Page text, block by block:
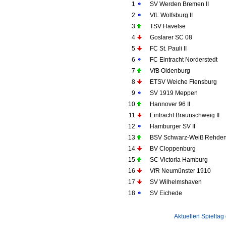
1
SV Werden Bremen II
2
VfL Wolfsburg II
3
TSV Havelse
4
Goslarer SC 08
5
FC St. Pauli II
6
FC Eintracht Norderstedt
7
VfB Oldenburg
8
ETSV Weiche Flensburg
9
SV 1919 Meppen
10
Hannover 96 II
11
Eintracht Braunschweig II
12
Hamburger SV II
13
BSV Schwarz-Weiß
14
BV Cloppenburg
15
SC Victoria Hamburg
16
VfR Neumünster 1910
17
SV Wilhelmshaven
18
SV Eichede
Aktuellen Spieltag